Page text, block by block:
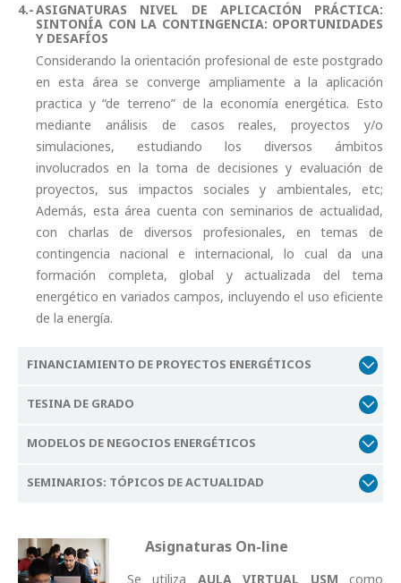
ASIGNATURAS NIVEL DE APLICACIÓN PRÁCTICA:
SINTONÍA CON LA CONTINGENCIA: OPORTUNIDADES
Y DESAFÍOS
Considerando la orientación profesional de este postgrado
en esta área se converge ampliamente a la aplicación
practica y “de terreno” de la economía energética. Esto
mediante análisis de casos reales, proyectos y/o
simulaciones, estudiando los diversos ámbitos
involucrados en la toma de decisiones y evaluación de
proyectos, sus impactos sociales y ambientales, etc;
Además, esta área cuenta con seminarios de actualidad,
con charlas de diversos profesionales, en temas de
contingencia nacional e internacional, lo cual da una
formación completa, global y actualizada del tema
energético en variados campos, incluyendo el uso eficiente
de la energía.
FINANCIAMIENTO DE PROYECTOS ENERGÉTICOS
TESINA DE GRADO
MODELOS DE NEGOCIOS ENERGÉTICOS
SEMINARIOS: TÓPICOS DE ACTUALIDAD
Asignaturas On-line
Se utiliza AULA VIRTUAL USM como